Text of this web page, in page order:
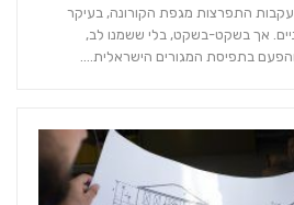
התפרצות מגפת הקורונה, בעיקר
אך בשקט-בשקט, בלי ששמנו לב,
בתפיסת המגורים הישראלית.…